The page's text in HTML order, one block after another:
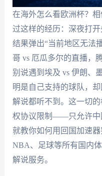
在海外怎么看欧洲杯？
过这样的经历：深夜打开
结果弹出“当前地区无法
哥 vs 厄瓜多尔的直播，
别说遇到埃及 vs 伊朗、
明是自己支持的球队，
解说都听不到。这一切
权协议限制——只允许中
就教你如何用回国加速
NBA、足球等所有国内
解说服务。